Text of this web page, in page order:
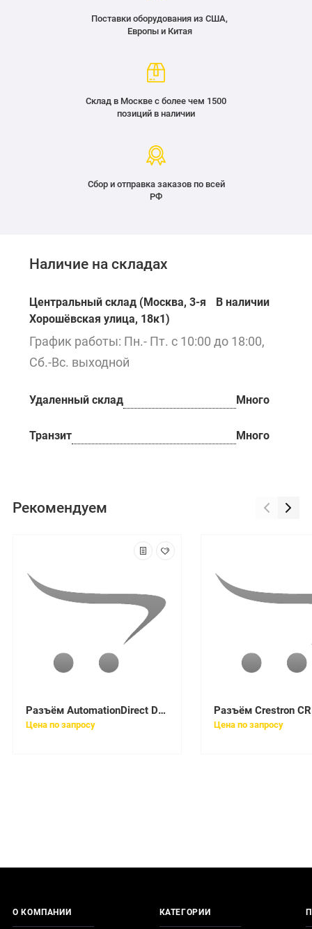
Поставки оборудования из США,
Европы и Китая
Склад в Москве с более чем 1500
позиций в наличии
Сбор и отправка заказов по всей
РФ
Наличие на складах
Центральный склад (Москва, 3-я
Хорошёвская улица, 18к1)
В наличии
График работы: Пн.- Пт. с 10:00 до 18:00,
Сб.-Вс. выходной
Удаленный склад Много
Транзит Много
Рекомендуем
Разъём AutomationDirect DN-9PLUG
Цена по запросу Цена по запросу
О КОМПАНИИ КАТЕГОРИИ